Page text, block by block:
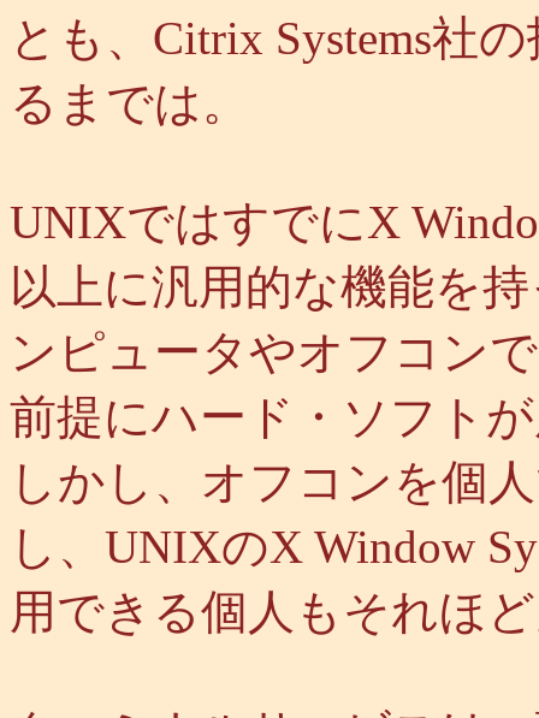
とも、Citrix Systems社
るまでは。
UNIXではすでにX
以上に汎用的な機能を
ンピュータやオフコン
前提にハード・ソフト
しかし、オフコンを個
し、UNIXのX Window
用できる個人もそれほ